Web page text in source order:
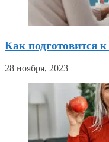
Как подготовится
28 ноября, 2023